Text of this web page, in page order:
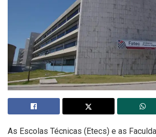
As Escolas Técnicas (Etecs) e as